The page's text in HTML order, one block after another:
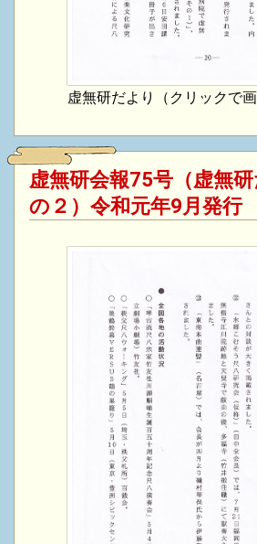
虚無研だより（クリックで画
虚無研会報75号（虚無
の２）令和元年9月発行